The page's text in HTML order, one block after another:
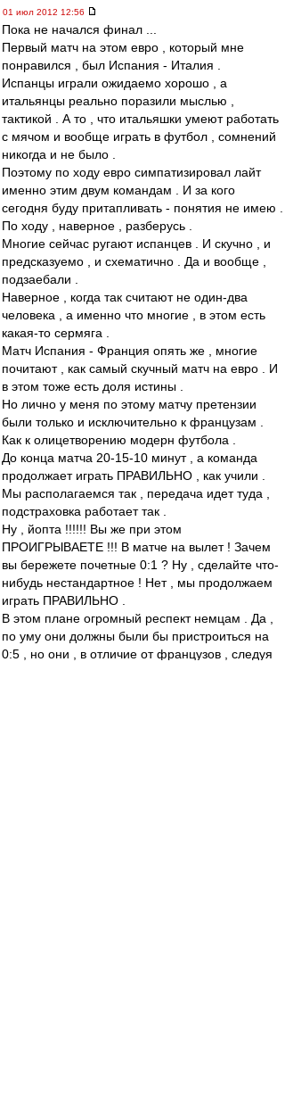
01 июл 2012 12:56
Пока не начался финал ...
Первый матч на этом евро , который мне
понравился , был Испания - Италия .
Испанцы играли ожидаемо хорошо , а
итальянцы реально поразили мыслью ,
тактикой . А то , что итальяшки умеют работать
с мячом и вообще играть в футбол , сомнений
никогда и не было .
Поэтому по ходу евро симпатизировал лайт
именно этим двум командам . И за кого
сегодня буду притапливать - понятия не имею .
По ходу , наверное , разберусь .
Многие сейчас ругают испанцев . И скучно , и
предсказуемо , и схематично . Да и вообще ,
подзаебали .
Наверное , когда так считают не один-два
человека , а именно что многие , в этом есть
какая-то сермяга .
Матч Испания - Франция опять же , многие
почитают , как самый скучный матч на евро . И
в этом тоже есть доля истины .
Но лично у меня по этому матчу претензии
были только и исключительно к французам .
Как к олицетворению модерн футбола .
До конца матча 20-15-10 минут , а команда
продолжает играть ПРАВИЛЬНО , как учили .
Мы располагаемся так , передача идет туда ,
подстраховка работает так .
Ну , йопта !!!!!! Вы же при этом
ПРОИГРЫВАЕТЕ !!! В матче на вылет ! Зачем
вы бережете почетные 0:1 ? Ну , сделайте что-
нибудь нестандартное ! Нет , мы продолжаем
играть ПРАВИЛЬНО .
В этом плане огромный респект немцам . Да ,
по уму они должны были бы пристроиться на
0:5 , но они , в отличие от французов , следуя